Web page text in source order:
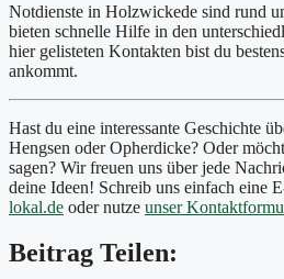
Notdienste in Holzwickede sind rund
bieten schnelle Hilfe in den
hier gelisteten Kontakten bist du
ankommt.
Hast du eine interessante Geschichte
Hengsen oder Opherdicke? Oder
sagen? Wir freuen uns über jede
deine Ideen! Schreib uns einfach eine
lokal.de oder nutze unser
Beitrag Teilen: